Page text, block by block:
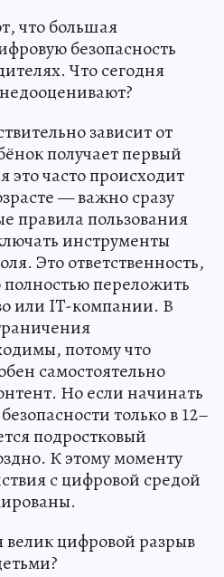
что большая
безопасность
Что сегодня
зависит от
получает первый
это часто происходит
— важно сразу
правила пользования
инструменты
Это ответственность,
переложить
или IT-компании. В
потому что
самостоятельно
Но если начинать
только в 12–
подростковый
К этому моменту
с цифровой средой
цифровой разрыв